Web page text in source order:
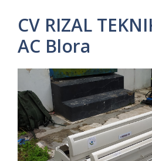
CV RIZAL
AC Blora